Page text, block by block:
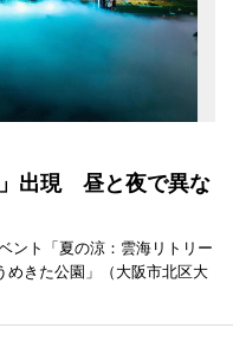
出現 昼と夜で異な
ント「夏の涼：雲海リトリー
めきた公園」（大阪市北区大